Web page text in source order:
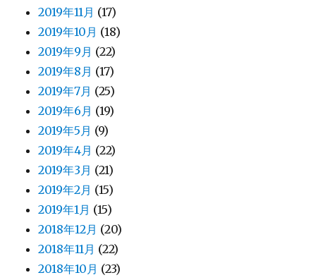
2019年11月 (17)
2019年10月 (18)
2019年9月 (22)
2019年8月 (17)
2019年7月 (25)
2019年6月 (19)
2019年5月 (9)
2019年4月 (22)
2019年3月 (21)
2019年2月 (15)
2019年1月 (15)
2018年12月 (20)
2018年11月 (22)
2018年10月 (23)